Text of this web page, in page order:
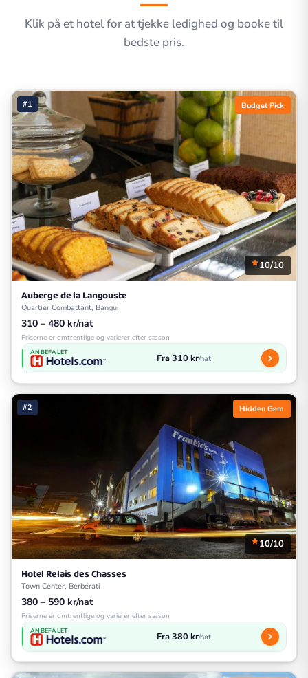
Klik på et hotel for at tjekke ledighed og booke til
bedste pris.
#1 Budget Pick
10/10
Auberge de la Langouste
Quartier Combattant, Bangui
310 – 480 kr/nat
Priserne er omtrentlige og varierer efter sæson
ANBEFALET Fra 310 kr/nat
#2 Hidden Gem
10/10
Hotel Relais des Chasses
Town Center, Berbérati
380 – 590 kr/nat
Priserne er omtrentlige og varierer efter sæson
ANBEFALET Fra 380 kr/nat